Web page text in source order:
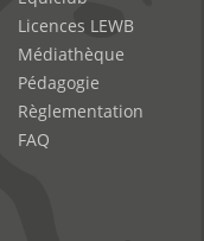
Licences LEWB
Médiathèque
Pédagogie
Règlementation
FAQ